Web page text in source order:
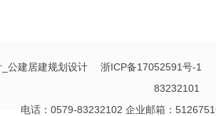
_公建居建规划设计 浙ICP备17052591号-1
83232101
电话：0579-83232102 企业邮箱：